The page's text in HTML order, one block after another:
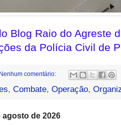
Blog Raio do Agreste
da Polícia Civil de
Nenhum comentário:
, Combate, Operação,
agosto de 2026